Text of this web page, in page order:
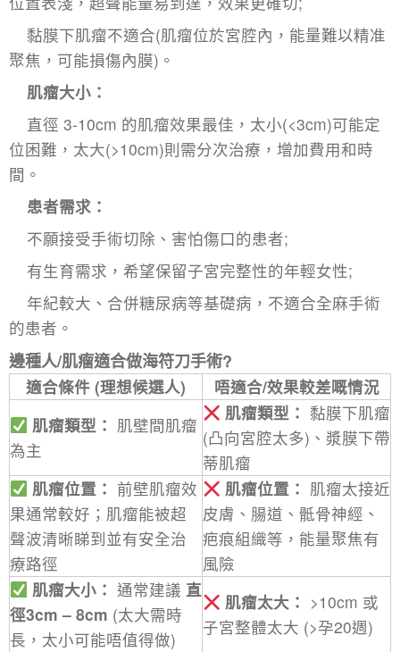
黏膜下肌瘤不適合(肌瘤位於宮腔內，能量難以精准
聚焦，可能損傷內膜)。​
肌瘤大小：​
直徑 3-10cm 的肌瘤效果最佳，太小(<3cm)可能定
位困難，太大(>10cm)則需分次治療，增加費用和時
間。​
患者需求：​
不願接受手術切除、害怕傷口的患者;​
有生育需求，希望保留子宮完整性的年輕女性;​
年紀較大、合併糖尿病等基礎病，不適合全麻手術
的患者。
邊種人/肌瘤適合做海符刀手術?
適合條件 (理想候選人)
唔適合/效果較差嘅情況
肌瘤類型： 肌壁間肌瘤
為主
肌瘤類型： 黏膜下肌瘤
(凸向宮腔太多)、漿膜下帶
蒂肌瘤
肌瘤位置： 前壁肌瘤效
果通常較好；肌瘤能被超
聲波清晰睇到並有安全治
療路徑
肌瘤位置： 肌瘤太接近
皮膚、腸道、骶骨神經、
疤痕組織等，能量聚焦有
風險
肌瘤大小： 通常建議 直
徑3cm – 8cm (太大需時
長，太小可能唔值得做)
肌瘤太大： >10cm 或
子宮整體太大 (>孕20週)